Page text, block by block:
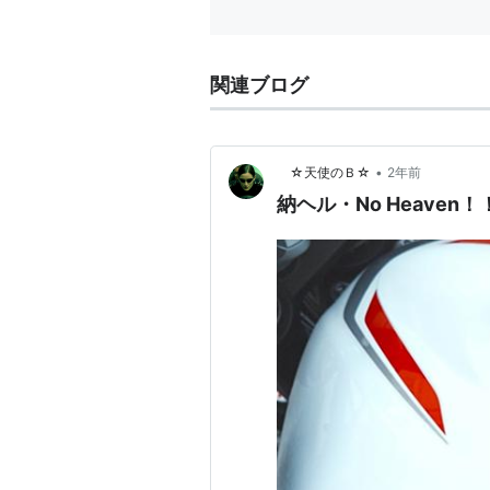
関連ブログ
☆天使のＢ☆ • 2年前
納ヘル・No Heaven！